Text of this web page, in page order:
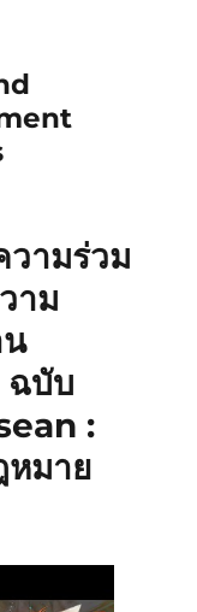
วามร่วม
าม
ฉบับ
:
หมาย